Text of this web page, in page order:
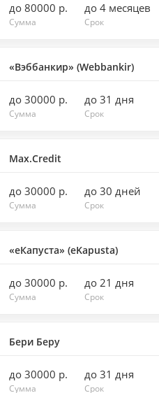
до 80000 р.
Сумма
до 4 месяцев
Срок
«Вэббанкир» (Webbankir)
до 30000 р.
Сумма
до 31 дня
Срок
Max.Credit
до 30000 р.
Сумма
до 30 дней
Срок
«еКапуста» (eKapusta)
до 30000 р.
Сумма
до 21 дня
Срок
Бери Беру
до 30000 р.
Сумма
до 31 дня
Срок